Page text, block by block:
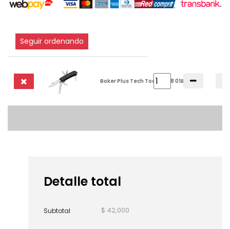
Seguir ordenando
Boker Plus Tech Tool City 8 01BO810
Detalle total
Subtotal $ 42,000